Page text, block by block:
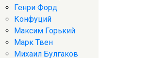
Генри Форд
Конфуций
Максим Горький
Марк Твен
Михаил Булгаков